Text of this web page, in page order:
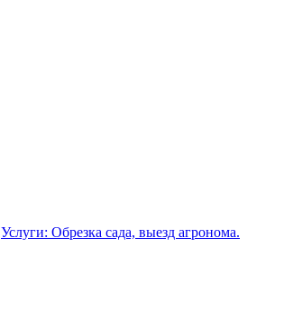
Услуги: Обрезка сада, выезд агронома.